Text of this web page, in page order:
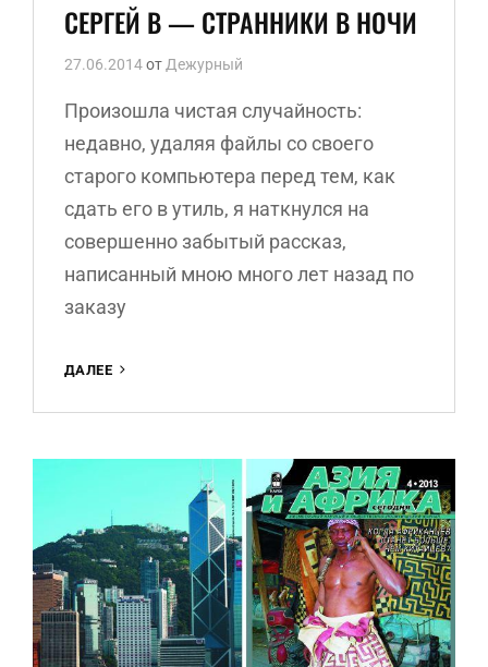
рубрик
СЕРГЕЙ В — СТРАННИКИ В НОЧИ
27.06.2014от Дежурный
Произошла чистая случайность:
недавно, удаляя файлы со своего
старого компьютера перед тем, как
сдать его в утиль, я наткнулся на
совершенно забытый рассказ,
написанный мною много лет назад по
заказу
ДАЛЕЕ
—
В